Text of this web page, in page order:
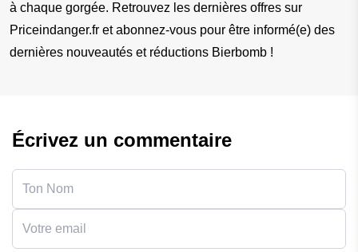
à chaque gorgée. Retrouvez les dernières offres sur
Priceindanger.fr et abonnez-vous pour être informé(e) des
dernières nouveautés et réductions Bierbomb !
Écrivez un commentaire